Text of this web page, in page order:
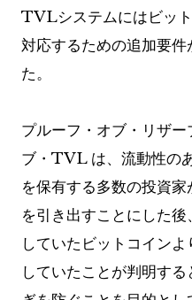
TVLシステムにはビッ
対応するための追加要
た。
プルーフ・オブ・リザ
ブ・TVL は、流動性の
を保有する多数の投資
を引き出すことにした
していたビットコイン
していたことが判明す